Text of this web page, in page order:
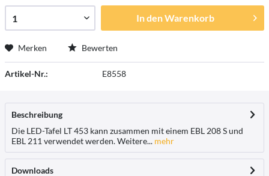
In denWarenkorb
Merken Bewerten
Artikel-Nr.: E8558
Beschreibung
Die LED-Tafel LT 453 kann zusammen mit einem EBL 208 S und
EBL 211 verwendet werden. Weitere... mehr
Downloads